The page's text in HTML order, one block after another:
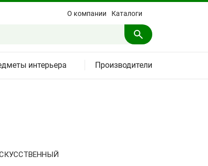
О компании Каталоги
интерьера Производители